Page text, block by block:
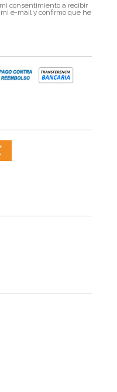
consentimiento a recibir
e-mail y confirmo que he